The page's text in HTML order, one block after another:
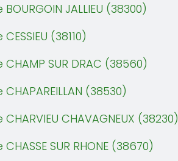
JALLIEU (38300)
(38110)
SUR DRAC (38560)
(38530)
CHAVAGNEUX (38230)
SUR RHONE (38670)